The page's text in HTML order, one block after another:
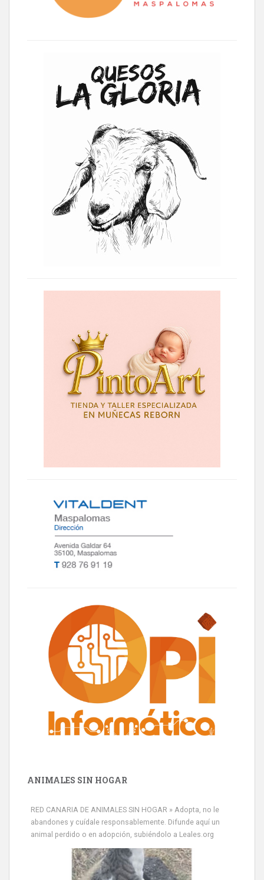
ANIMALES SIN HOGAR
RED CANARIA DE ANIMALES SIN HOGAR » Adopta, no le
abandones y cuídale responsablemente. Difunde aquí un
animal perdido o en adopción, subiéndolo a Leales.org